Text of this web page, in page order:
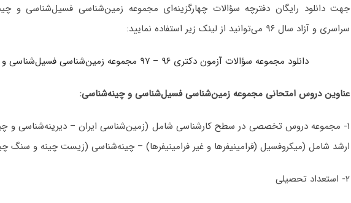
جهت دانلود رایگان دفترچه سؤالات چهارگزینه‌ای مجموعه زمین‌شناسی فسیل‌شناسی و
سراسری و آزاد سال ۹۶ می‌توانید از لینک زیر استفاده نمایید:
دانلود مجموعه سؤالات آزمون دکتری ۹۶ – ۹۷ مجموعه زمین‌شناسی فسیل‌شناسی و چینه‌شناسی
عناوین دروس امتحانی مجموعه زمین‌شناسی فسیل‌شناسی و چینه‌شناسی:
۱- مجموعه دروس تخصصی در سطح کارشناسی شامل (زمین‌شناسی ایران – دیرینه‌شناسی و
ارشد شامل (میکروفسیل (فرامینیفرها و غیر فرامینیفرها) – چینه‌شناسی (زیست چینه و سنگ
۲- استعداد تحصیلی